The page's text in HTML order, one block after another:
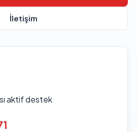
İletişim
aktif destek